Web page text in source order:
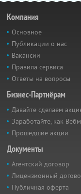
Компания
Основное
Публикации о нас
Вакансии
Правила сервиса
Ответы на вопросы
Бизнес-Партнёрам
Давайте сделаем
Заработайте, как
Прошедшие акции
Документы
Агентский договор
Лицензионный
Публичная оферта